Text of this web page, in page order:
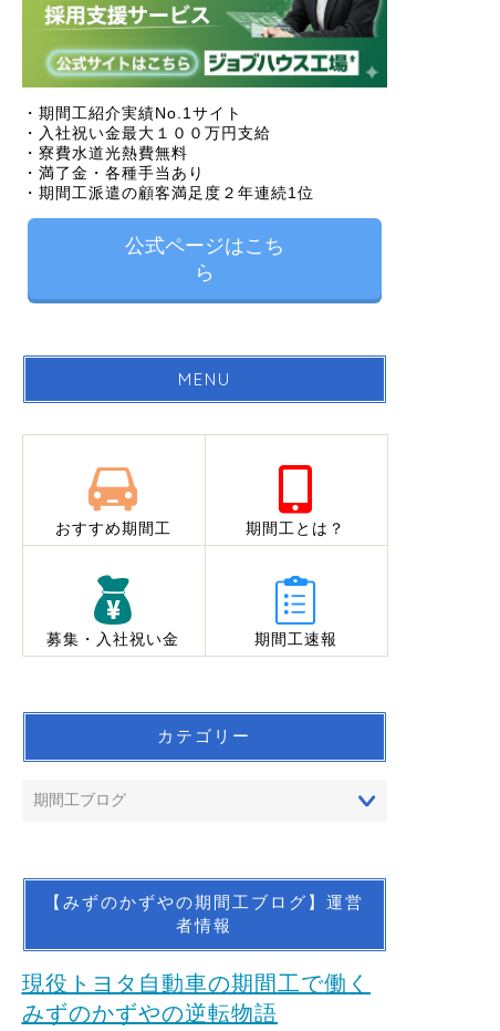
・期間工紹介実績No.1サイト
・入社祝い金最大１００万円支給
・寮費水道光熱費無料
・満了金・各種手当あり
・期間工派遣の顧客満足度２年連続1位
公式ページはこち
ら
MENU
おすすめ期間工 期間工とは？
募集・入社祝い金 期間工速報
カテゴリー
【みずのかずやの期間工ブログ】運営
者情報
現役トヨタ自動車の期間工で働く
みずのかずやの逆転物語